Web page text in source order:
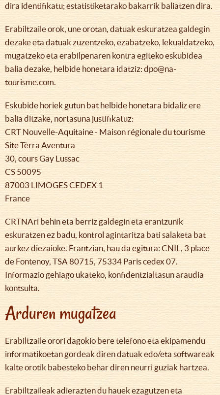
dira identifikatu; estatistiketarako bakarrik baliatzen dira.
Erabiltzaile orok, une orotan, datuak eskuratzea galdegin
dezake eta datuak zuzentzeko, ezabatzeko, lekualdatzeko,
mugatzeko eta erabilpenaren kontra egiteko eskubidea
balia dezake, helbide honetara idatziz: dpo@na-
tourisme.com.
Eskubide horiek gutun bat helbide honetara bidaliz ere
balia ditzake, nortasuna justifikatuz:
CRT Nouvelle-Aquitaine - Maison régionale du tourisme
Site Tèrra Aventura
30, cours Gay Lussac
CS 50095
87003 LIMOGES CEDEX 1
France
CRTNAri behin eta berriz galdegin eta erantzunik
eskuratzen ez badu, kontrol agintaritza bati salaketa bat
aurkez diezaioke. Frantzian, hau da egitura: CNIL, 3 place
de Fontenoy, TSA 80715, 75334 Paris cedex 07.
Informazio gehiago ukateko, konfidentzialtasun araudia
kontsulta.
Arduren mugatzea
Erabiltzaile orori dagokio bere telefono eta ekipamendu
informatikoetan gordeak diren datuak edo/eta softwareak
kalte orotik babesteko behar diren neurri guziak hartzea.
Erabiltzaileak adierazten du hauek ezagutzen eta